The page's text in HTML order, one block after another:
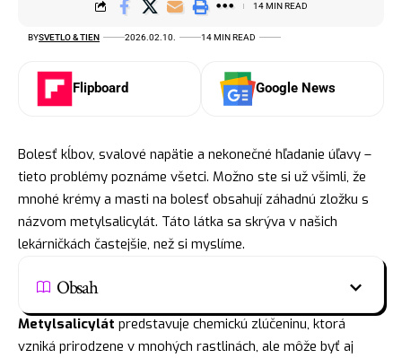
BYSVETLO & TIEN 2026.02.10. 14 MIN READ
14 MIN READ
Flipboard Google News
Bolesť kĺbov, svalové napätie a nekonečné hľadanie úľavy –
tieto problémy poznáme všetci. Možno ste si už všimli, že
mnohé krémy a masti na bolesť obsahují záhadnú zložku s
názvom metylsalicylát. Táto látka sa skrýva v našich
lekárničkách častejšie, než si myslíme.
Obsah
Metylsalicylát predstavuje chemickú zlúčeninu, ktorá
vzniká prirodzene v mnohých rastlinách, ale môže byť aj